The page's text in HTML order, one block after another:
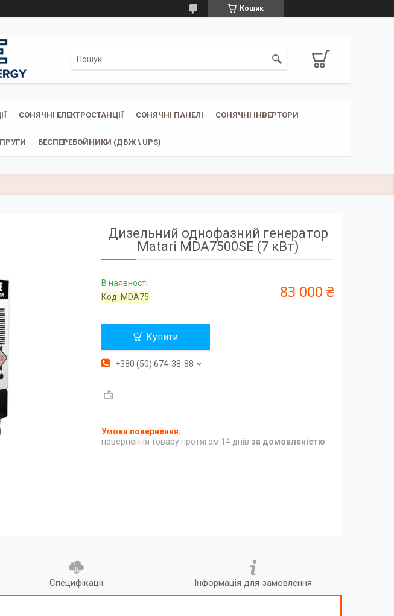
Кошик
СОНЯЧНІ ЕЛЕКТРОСТАНЦІЇ СОНЯЧНІ ПАНЕЛІ СОНЯЧНІ ІНВЕРТОРИ
БЕСПЕРЕБОЙНИКИ (ДБЖ \ UPS)
Дизельний однофазний генератор
Matari MDA7500SE (7 кВт)
В наявності
Код: MDA75 83 000 ₴
Купити
+380 (50) 674-38-88
повернення товару протягом 14 днів за домовленістю
Специфікації Інформація для замовлення